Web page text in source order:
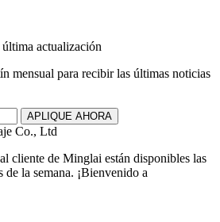
actualización
mensual para recibir las últimas noticias
APLIQUE AHORA
cliente de Minglai están disponibles las
la semana. ¡Bienvenido a